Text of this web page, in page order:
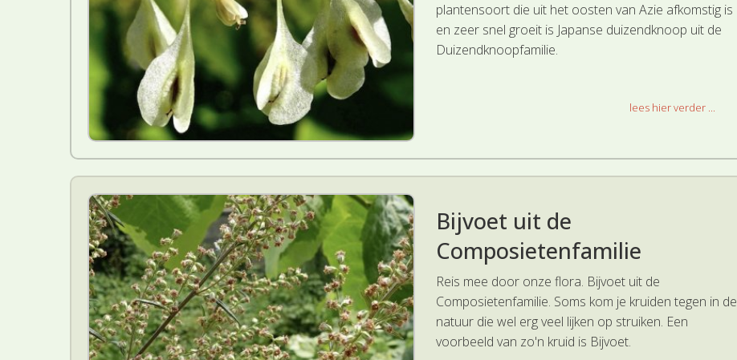
plantensoort die uit het oosten van Azie afkomstig is
en zeer snel groeit is Japanse duizendknoop uit de
Duizendknoopfamilie.
lees hier verder ...
Bijvoet uit de
Composietenfamilie
Reis mee door onze flora. Bijvoet uit de
Composietenfamilie. Soms kom je kruiden tegen in de
natuur die wel erg veel lijken op struiken. Een
voorbeeld van zo'n kruid is Bijvoet.